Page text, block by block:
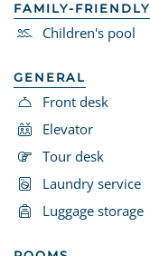
FAMILY-FRIENDLY
Children's pool
GENERAL
Front desk
Elevator
Tour desk
Laundry service
Luggage storage